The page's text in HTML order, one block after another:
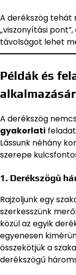
A derékszög
„viszonyítási
távolságot lehet
Példák és
A derékszög
gyakorlati
Lássunk néhány
szerepe
1. Derékszögű
Rajzoljunk egy
szerkesszünk
közül az egyik
egyenesen
összekötjük a
derékszögű